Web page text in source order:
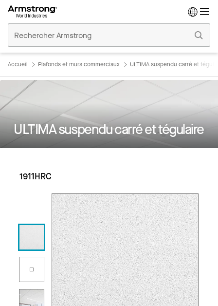
Plafonds
Commerciaux
Accueil Plafonds et murs commerciaux ULTIMA suspendu carré et
ULTIMA suspendu carré et tégulaire
1911HRC